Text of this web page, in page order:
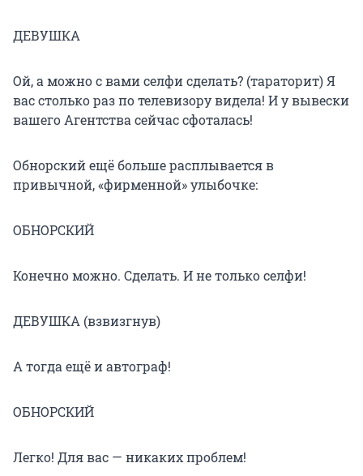
ДЕВУШКА
Ой, а можно с вами селфи сделать? (тараторит) Я
вас столько раз по телевизору видела! И у вывески
вашего Агентства сейчас сфоталась!
Обнорский ещё больше расплывается в
привычной, «фирменной» улыбочке:
ОБНОРСКИЙ
Конечно можно. Сделать. И не только селфи!
ДЕВУШКА (взвизгнув)
А тогда ещё и автограф!
ОБНОРСКИЙ
Легко! Для вас — никаких проблем!